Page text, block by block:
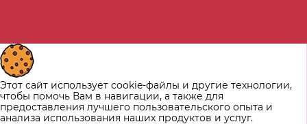
Этот сайт использует cookie-файлы и другие технологии,
чтобы помочь Вам в навигации, а также для
предоставления лучшего пользовательского опыта и
анализа использования наших продуктов и услуг.